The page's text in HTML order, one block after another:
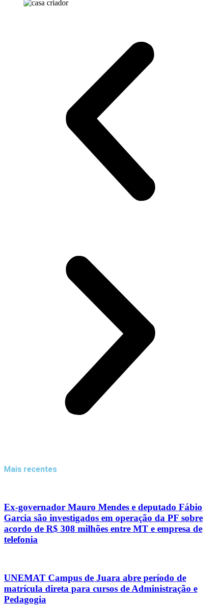
Mais recentes
Ex-governador Mauro Mendes e deputado Fábio
Garcia são investigados em operação da PF sobre
acordo de R$ 308 milhões entre MT e empresa de
telefonia
UNEMAT Campus de Juara abre período de
matrícula direta para cursos de Administração e
Pedagogia